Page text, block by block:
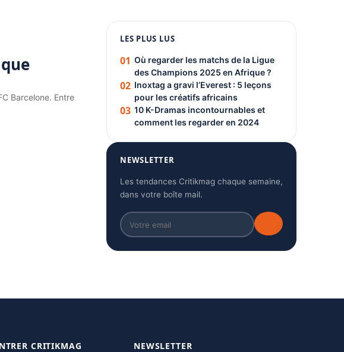
Barcelone. Entre
PUBLICITÉ
LES PLUS LUS
01 Où regarder les matchs de la Ligue
des Champions 2025 en Afrique ?
02 Inoxtag a gravi l’Everest : 5 leçons
pour les créatifs africains
03 10 K-Dramas incontournables et
comment les regarder en 2024
NEWSLETTER
Les tendances Critikmag chaque semaine,
dans votre boîte mail.
CRITIKMAG NEWSLETTER